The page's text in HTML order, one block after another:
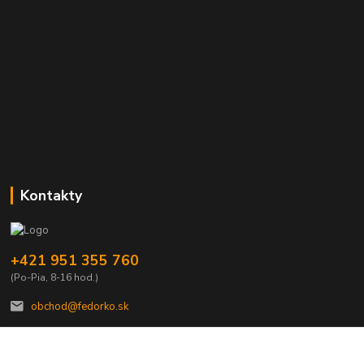
Kontakty
+421 951 355 760
(Po-Pia, 8-16 hod.)
obchod@fedorko.sk